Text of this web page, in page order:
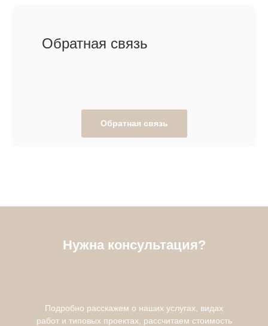
Обратная связь
Обратная связь
Нужна консультация?
Подробно расскажем о наших услугах, видах
работ и типовых проектах, рассчитаем стоимость